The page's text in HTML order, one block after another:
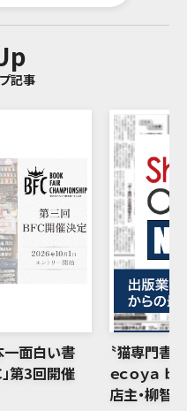
記事
面白い書
第3回開催
〝猫専門書
ｅｃｏｙａ ｂ
店主・柳智